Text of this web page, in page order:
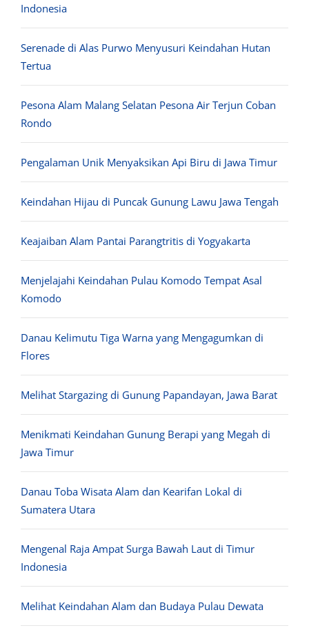
Indonesia
Serenade di Alas Purwo Menyusuri Keindahan Hutan
Tertua
Pesona Alam Malang Selatan Pesona Air Terjun Coban
Rondo
Pengalaman Unik Menyaksikan Api Biru di Jawa Timur
Keindahan Hijau di Puncak Gunung Lawu Jawa Tengah
Keajaiban Alam Pantai Parangtritis di Yogyakarta
Menjelajahi Keindahan Pulau Komodo Tempat Asal
Komodo
Danau Kelimutu Tiga Warna yang Mengagumkan di
Flores
Melihat Stargazing di Gunung Papandayan, Jawa Barat
Menikmati Keindahan Gunung Berapi yang Megah di
Jawa Timur
Danau Toba Wisata Alam dan Kearifan Lokal di
Sumatera Utara
Mengenal Raja Ampat Surga Bawah Laut di Timur
Indonesia
Melihat Keindahan Alam dan Budaya Pulau Dewata